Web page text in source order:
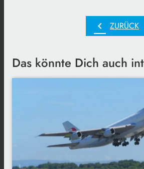
chevron_left ZURÜCK
Das könnte Dich auch